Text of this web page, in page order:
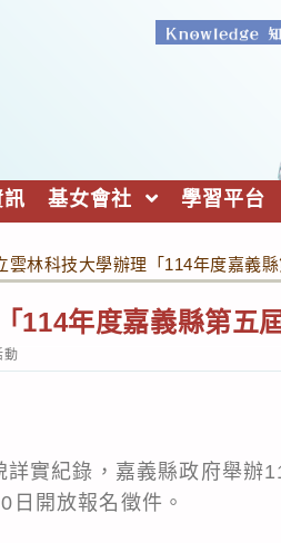
基女會社 學習平台
雲林科技大學辦理「114年度嘉義
114年度嘉義縣第五
動
實紀錄，嘉義縣政府舉辦
開放報名徵件。